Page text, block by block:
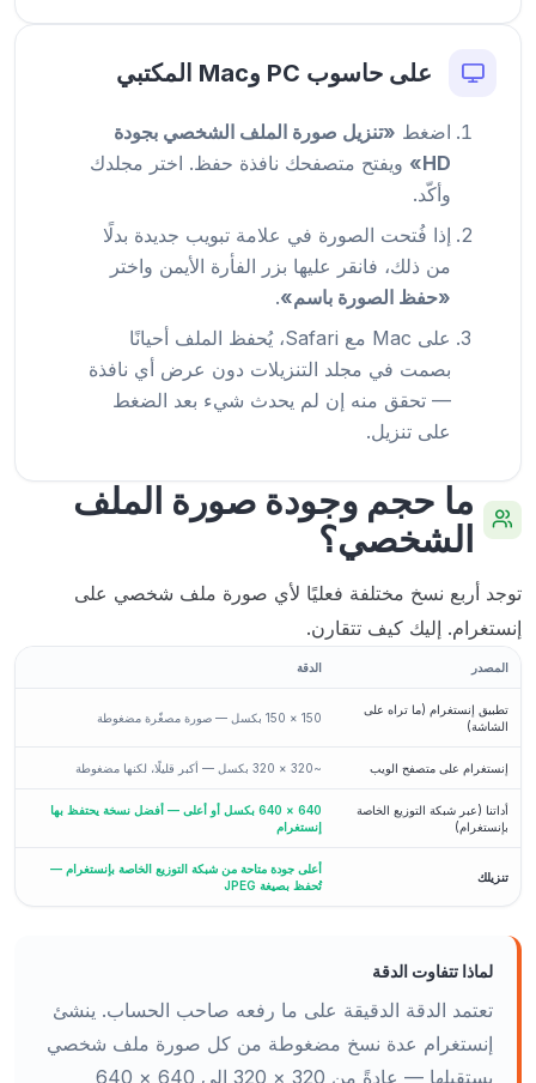
على حاسوب PC وMac المكتبي
اضغط «تنزيل صورة الملف الشخصي بجودة
HD»
ويفتح متصفحك نافذة حفظ. اختر مجلدك
وأكّد.
إذا فُتحت الصورة في علامة تبويب جديدة بدلًا
من ذلك، فانقر عليها بزر الفأرة الأيمن واختر
«حفظ الصورة باسم».
على Mac مع Safari، يُحفظ الملف أحيانًا
بصمت في مجلد التنزيلات دون عرض أي نافذة
— تحقق منه إن لم يحدث شيء بعد الضغط
على تنزيل.
ما حجم وجودة صورة الملف
الشخصي؟
توجد أربع نسخ مختلفة فعليًا لأي صورة ملف شخصي على
إنستغرام. إليك كيف تتقارن.
المصدر الدقة
تطبيق إنستغرام (ما تراه على
الشاشة)
150 × 150 بكسل — صورة مصغّرة مضغوطة
إنستغرام على متصفح الويب ~320 × 320 بكسل — أكبر قليلًا، لكنها مضغوطة
أداتنا (عبر شبكة التوزيع الخاصة
بإنستغرام)
640 × 640 بكسل أو أعلى — أفضل نسخة يحتفظ بها
إنستغرام
تنزيلك
أعلى جودة متاحة من شبكة التوزيع الخاصة بإنستغرام —
تُحفظ بصيغة JPEG
لماذا تتفاوت الدقة
تعتمد الدقة الدقيقة على ما رفعه صاحب الحساب. ينشئ
إنستغرام عدة نسخ مضغوطة من كل صورة ملف شخصي
يستقبلها — عادةً من 320 × 320 إلى 640 × 640